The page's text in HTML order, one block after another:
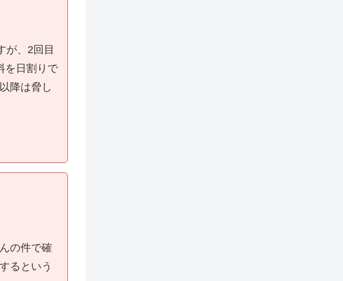
が、2回目
を日割りで
降は脅し
の件で確
るという